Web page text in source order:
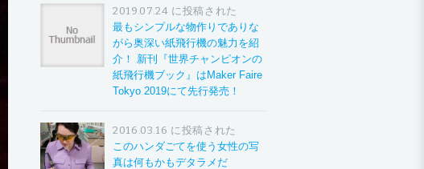
2019.07.24 に投稿された
最もシンプルな物作りでありな
がら奥深い紙飛行機の魅力を紹
介！ 新刊『世界チャンピオンの
紙飛行機ブック』はMaker Faire
Tokyo 2019にて先行発売！
2016.03.16 に投稿された
このハンダごてを使う女性の写
真は何もかもデタラメだ